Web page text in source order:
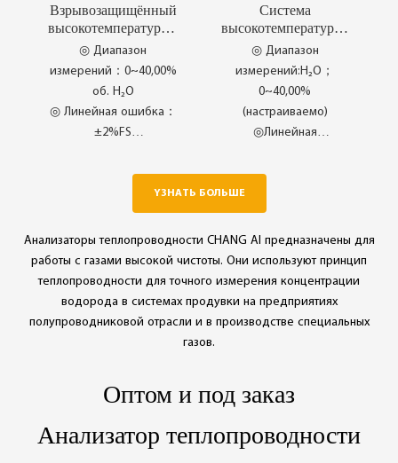
◎ Gandingan Pemancar
Eksklusif
Взрывозащищённый
высокотемпературны
й анализатор
влажности CI-
PC156
◎ Диапазон
измерений：0~40,00%
об. H₂O
◎ Линейная ошибка：
±2%FS
◎ Ketepatan Sensor
Система
высокотемпературно
го анализа
влажности CI-
PC196
◎ Диапазон
измерений:H₂O；
0~40,00%
(настраиваемо)
◎Линейная
±2%FS
Повторяемость:H₂O；
YЗНАТЬ БОЛЬШЕ
Анализаторы теплопроводности CHANG AI предназначены для
работы с газами высокой чистоты. Они используют принцип
теплопроводности для точного измерения концентрации
водорода в системах продувки на предприятиях
полупроводниковой отрасли и в производстве специальных
газов.
Оптом и под заказ
Анализатор теплопроводности